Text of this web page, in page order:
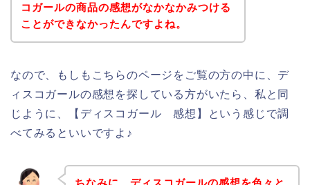
コガールの商品の感想がなかなかみつける
ことができなかったんですよね。
なので、もしもこちらのページをご覧の方の中に、デ
ィスコガールの感想を探している方がいたら、私と同
じように、【ディスコガール 感想】という感じで調
べてみるといいですよ♪